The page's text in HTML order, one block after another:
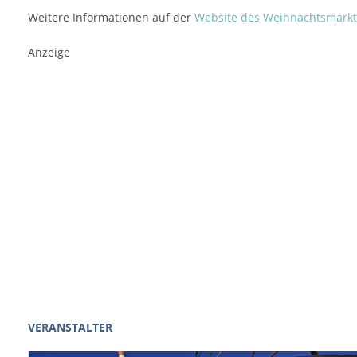
Weitere Informationen auf der Website des
Anzeige
VERANSTALTER